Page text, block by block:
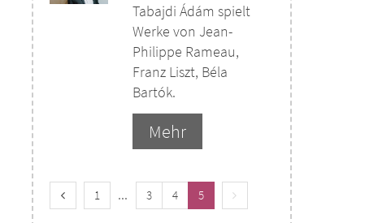
Tabajdi Ádám spielt
Werke von Jean-
Philippe Rameau,
Franz Liszt, Béla
Bartók.
Mehr
Vorherige Seite
Erste Seite
1 3 4 5 Nächste Seite